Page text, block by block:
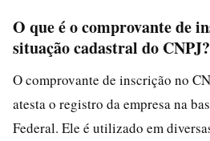
O que é o comprovante de
situação cadastral do CNPJ?
O comprovante de inscrição no
atesta o registro da empresa na
Federal. Ele é utilizado em